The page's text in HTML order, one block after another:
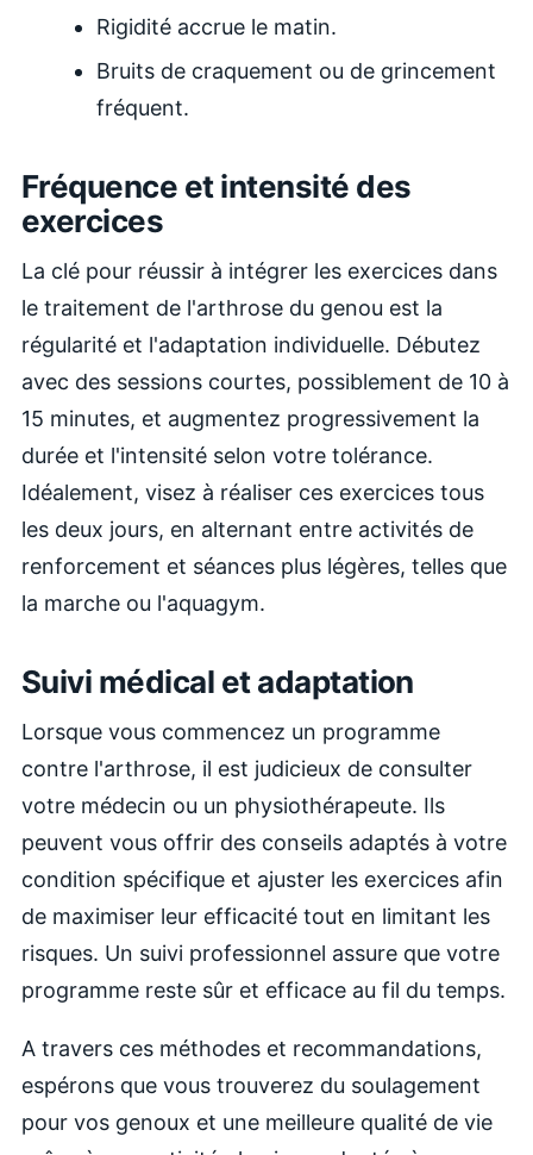
Rigidité accrue le matin.
Bruits de craquement ou de grincement
fréquent.
Fréquence et intensité des
exercices
La clé pour réussir à intégrer les exercices dans
le traitement de l'arthrose du genou est la
régularité et l'adaptation individuelle. Débutez
avec des sessions courtes, possiblement de 10 à
15 minutes, et augmentez progressivement la
durée et l'intensité selon votre tolérance.
Idéalement, visez à réaliser ces exercices tous
les deux jours, en alternant entre activités de
renforcement et séances plus légères, telles que
la marche ou l'aquagym.
Suivi médical et adaptation
Lorsque vous commencez un programme
contre l'arthrose, il est judicieux de consulter
votre médecin ou un physiothérapeute. Ils
peuvent vous offrir des conseils adaptés à votre
condition spécifique et ajuster les exercices afin
de maximiser leur efficacité tout en limitant les
risques. Un suivi professionnel assure que votre
programme reste sûr et efficace au fil du temps.
A travers ces méthodes et recommandations,
espérons que vous trouverez du soulagement
pour vos genoux et une meilleure qualité de vie